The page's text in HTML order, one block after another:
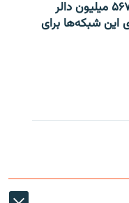
فیس‌بوک و اینستاگرام، را به پرداخت ۵۶۷ میلیون دالر
این شبکه‌ها برای